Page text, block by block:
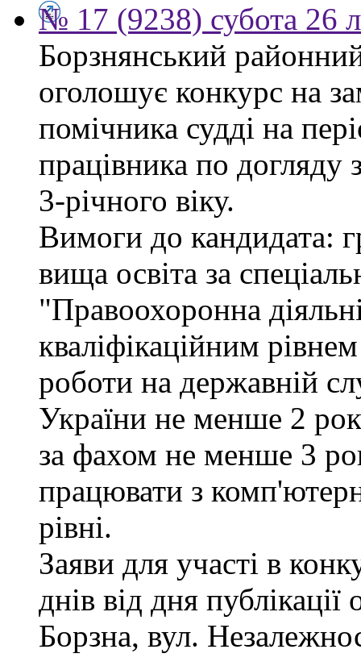
№ 17 (9238) субота 26
Борзнянський районний
оголошує конкурс на
помічника судді на
працівника по
3-річного віку.
Вимоги до кандидата:
вища освіта за
"Правоохоронна
кваліфікаційним
роботи на державній
України не менше 2
за фахом не менше 3
працювати з
рівні.
Заяви для участі в
днів від дня
Борзна, вул.